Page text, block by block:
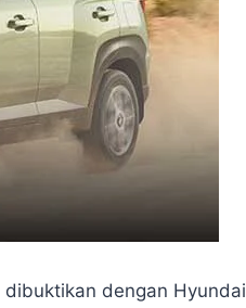
dibuktikan dengan Hyundai